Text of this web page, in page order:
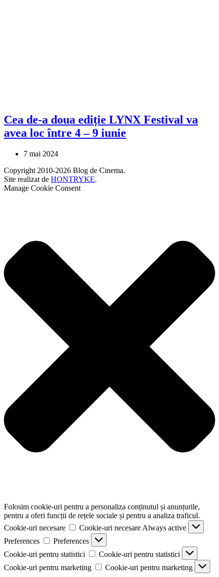
Cea de-a doua ediție LYNX Festival va
avea loc între 4 – 9 iunie
7 mai 2024
Copyright 2010-2026 Blog de Cinema.
Site realizat de HONTRYKE.
Manage Cookie Consent
Folosim cookie-uri pentru a personaliza conținutul și anunțurile,
pentru a oferi funcții de rețele sociale și pentru a analiza traficul.
Cookie-uri necesare
Cookie-uri necesare Always active
Preferences
Preferences
Cookie-uri pentru statistici
Cookie-uri pentru statistici
Cookie-uri pentru marketing
Cookie-uri pentru marketing